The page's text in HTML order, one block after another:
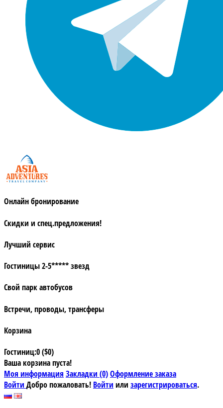
Онлайн бронирование
Скидки и спец.предложения!
Лучший сервис
Гостиницы 2-5***** звезд
Свой парк автобусов
Встречи, проводы, трансферы
Корзина
Гостиниц:0 ($0)
Ваша корзина пуста!
Моя информация Закладки (0)Оформление заказа
Войти Добро пожаловать! Войти или зарегистрироваться.